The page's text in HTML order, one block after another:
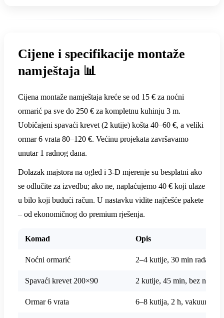
Cijene i specifikacije montaže
namještaja 📊
Cijena montaže namještaja kreće se od 15 € za noćni
ormarić pa sve do 250 € za kompletnu kuhinju 3 m.
Uobičajeni spavaći krevet (2 kutije) košta 40–60 €, a veliki
ormar 6 vrata 80–120 €. Većinu projekata završavamo
unutar 1 radnog dana.
Dolazak majstora na ogled i 3-D mjerenje su besplatni ako
se odlučite za izvedbu; ako ne, naplaćujemo 40 € koji ulaze
u bilo koji budući račun. U nastavku vidite najčešće pakete
– od ekonomičnog do premium rješenja.
Komad Opis
Noćni ormarić 2–4 kutije, 30 min rada
Spavaći krevet 200×90 2 kutije, 45 min, bez nožica
Ormar 6 vrata 6–8 kutija, 2 h, vakuum-